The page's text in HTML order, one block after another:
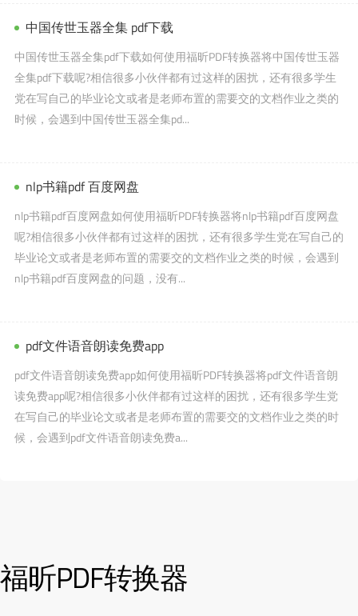
中国传世玉器全集 pdf下载
中国传世玉器全集pdf下载如何使用福昕PDF转换器将中国传世玉器
全集pdf下载呢?相信很多小伙伴都有过这样的困扰，还有很多学生
党在写自己的毕业论文或者是老师布置的需要交的文档作业之类的
时候，会遇到中国传世玉器全集pd...
nlp书籍pdf 百度网盘
nlp书籍pdf百度网盘如何使用福昕PDF转换器将nlp书籍pdf百度网盘
呢?相信很多小伙伴都有过这样的困扰，还有很多学生党在写自己的
毕业论文或者是老师布置的需要交的文档作业之类的时候，会遇到
nlp书籍pdf百度网盘的问题，没有...
pdf文件语音朗读免费app
pdf文件语音朗读免费app如何使用福昕PDF转换器将pdf文件语音朗
读免费app呢?相信很多小伙伴都有过这样的困扰，还有很多学生党
在写自己的毕业论文或者是老师布置的需要交的文档作业之类的时
候，会遇到pdf文件语音朗读免费a...
福昕PDF转换器